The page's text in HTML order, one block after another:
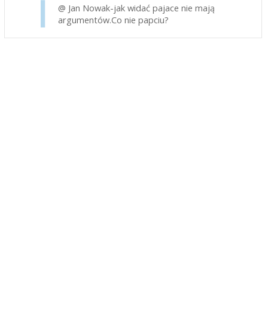
@ Jan Nowak-jak widać pajace nie mają
argumentów.Co nie papciu?